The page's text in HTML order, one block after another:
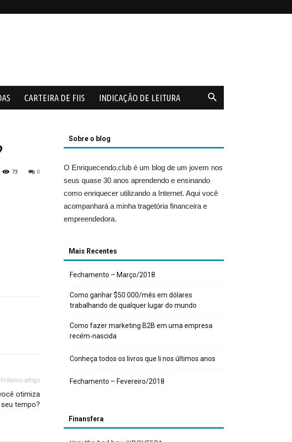
CARTEIRA DE FIIS INDICAÇÃO DE LEITURA
0
73
Próximo artigo
otimiza
seu tempo?
Sobre o blog
O Enriquecendo.club é um blog de um jovem nos
seus quase 30 anos aprendendo e ensinando
como enriquecer utilizando a Internet. Aqui você
acompanhará a minha tragetória financeira e
empreendedora.
Mais Recentes
Fechamento – Março/2018
Como ganhar $50.000/mês em dólares
trabalhando de qualquer lugar do mundo
Como fazer marketing B2B em uma empresa
recém-nascida
Conheça todos os livros que li nos últimos anos
Fechamento – Fevereiro/2018
Finansfera